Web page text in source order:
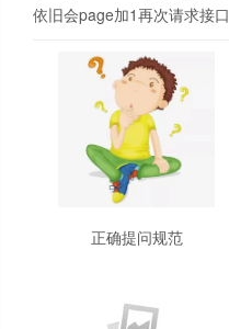
依旧会page加1再次请求接口
正确提问规范